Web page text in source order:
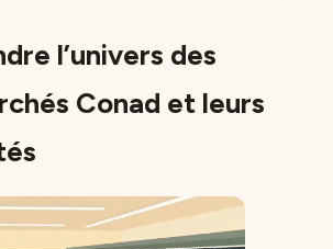
l’univers des
Conad et leurs